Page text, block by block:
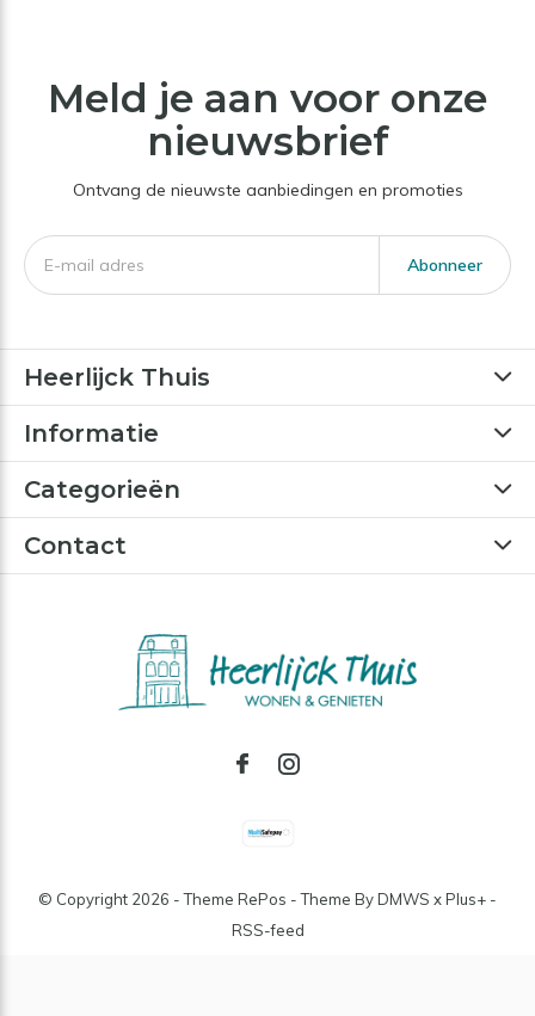
Meld je aan voor onze
nieuwsbrief
Ontvang de nieuwste aanbiedingen en promoties
Abonneer
Heerlijck Thuis
Informatie
Categorieën
Contact
© Copyright 2026 - Theme RePos - Theme ByDMWS xPlus+ -
RSS-feed